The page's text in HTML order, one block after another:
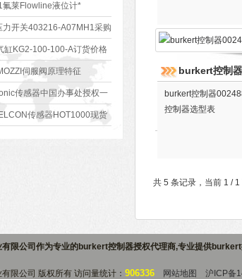
氟莱Flowline液位计*
力开关403216-A07MH1采购
缸KG2-100-100-A订货价格
伺服阀原理特征
传感器中国办事处授权一
传感器HOT1000现货
burkert控制
burkert控制器
控制器选型表
共 5 条记录，当前 1 /
限公司作为专业的burkert控制器授权代理商,专业提供burkert
限公司 版权所有 访问量统计： 906336 网站地图 沪ICP备